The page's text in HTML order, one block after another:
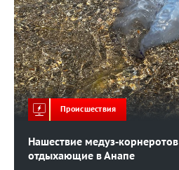
Нашествие
отдыхающие в Анапе
Происшествия